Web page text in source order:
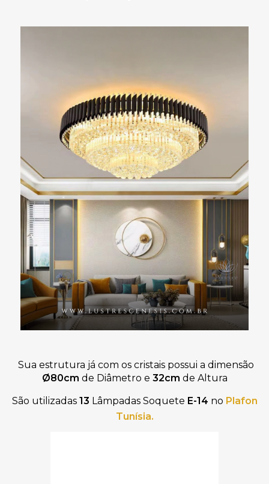
Sua estrutura já com os cristais possui a dimensão
Ø80cm de Diâmetro e 32cm de Altura
São utilizadas 13 Lâmpadas Soquete E-14 no Plafon
Tunísia.